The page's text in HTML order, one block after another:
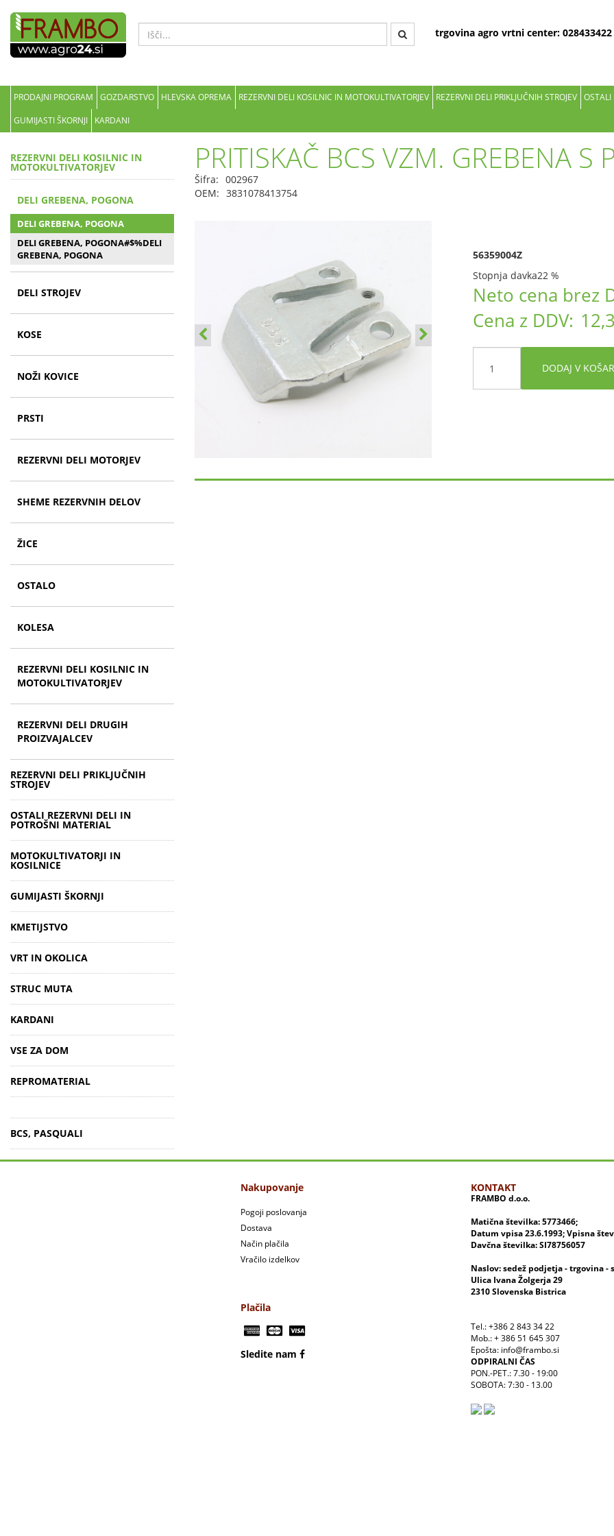
trgovina agro vrtni center: 028433422
PRODAJNI PROGRAM GOZDARSTVO HLEVSKA OPREMA REZERVNI DELI KOSILNIC IN MOTOKULTIVATORJEV REZERVNI DELI PRIKLJUČNIH STROJEV OSTALI
GUMIJASTI ŠKORNJI
KARDANI
REZERVNI DELI KOSILNIC IN
MOTOKULTIVATORJEV
DELI GREBENA, POGONA
DELI GREBENA, POGONA
DELI GREBENA, POGONA#$%DELI
GREBENA, POGONA
DELI STROJEV
KOSE
NOŽI KOVICE
PRSTI
REZERVNI DELI MOTORJEV
SHEME REZERVNIH DELOV
ŽICE
OSTALO
KOLESA
REZERVNI DELI KOSILNIC IN
MOTOKULTIVATORJEV
REZERVNI DELI DRUGIH
PROIZVAJALCEV
REZERVNI DELI PRIKLJUČNIH
STROJEV
OSTALI REZERVNI DELI IN
POTROŠNI MATERIAL
MOTOKULTIVATORJI IN
KOSILNICE
GUMIJASTI ŠKORNJI
KMETIJSTVO
VRT IN OKOLICA
STRUC MUTA
KARDANI
VSE ZA DOM
REPROMATERIAL
BCS, PASQUALI
PRITISKAČ BCS VZM. GREBENA S
Šifra: 002967
OEM: 3831078413754
56359004Z
Stopnja davka22 %
Neto cena brez
Cena z DDV:
DODAJ V
Nakupovanje
Pogoji poslovanja
Dostava
Način plačila
Vračilo izdelkov
Plačila
Sledite nam
KONTAKT
FRAMBO d.o.o.
Matična številka: 5773466;
Datum vpisa 23.6.1993; Vpisna
Davčna številka: SI78756057
Naslov: sedež podjetja - trgovina -
Ulica Ivana Žolgerja 29
2310 Slovenska Bistrica
Tel.: +386 2 843 34 22
Mob.: + 386 51 645 307
Epošta: info@frambo.si
ODPIRALNI ČAS
PON.-PET.: 7.30 - 19:00
SOBOTA: 7:30 - 13.00